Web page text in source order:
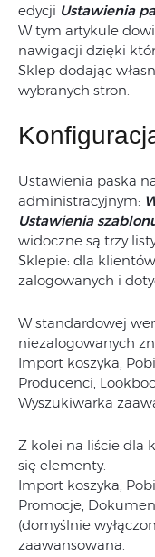
edycji Ustawienia
W tym artykule
nawigacji dzięki
Sklep dodając
wybranych stron.
Ustawienia paska
administracyjnym:
Ustawienia
widoczne są trzy
Sklepie: dla
zalogowanych i
W standardowej
niezalogowanych
Import koszyka,
Producenci,
Wyszukiwarka
Z kolei na liście dla
się elementy:
Import koszyka,
Promocje,
(domyślnie
zaawansowana.